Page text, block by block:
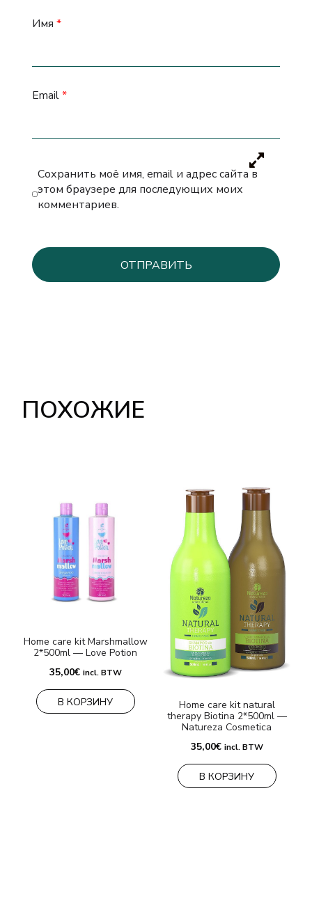
Имя *
Email*
Сохранить моё имя, email и адрес сайта в
этом браузере для последующих моих
комментариев.
ПОХОЖИЕ
Home care kit Marshmallow
2*500ml — Love Potion
35,00€ incl. BTW
В КОРЗИНУ
Home care kit natural
therapy Biotina 2*500ml —
Natureza Cosmetica
35,00€ incl. BTW
В КОРЗИНУ